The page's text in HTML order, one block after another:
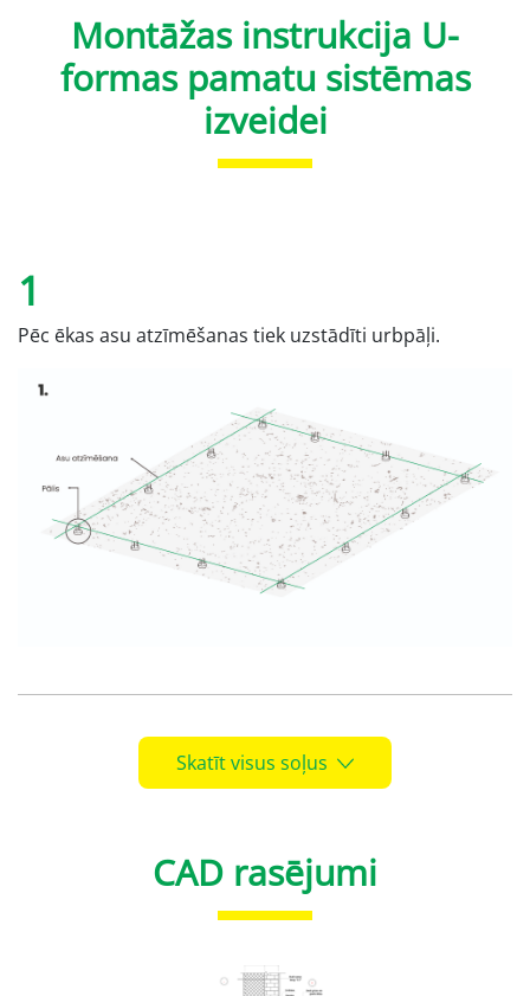
Montāžas instrukcija U-
formas pamatu sistēmas
izveidei
1
Pēc ēkas asu atzīmēšanas tiek uzstādīti urbpāļi.
Skatīt visus soļus
CAD rasējumi